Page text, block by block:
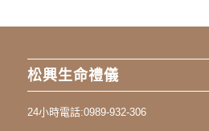
松興生命禮儀
24小時電話:0989-932-306